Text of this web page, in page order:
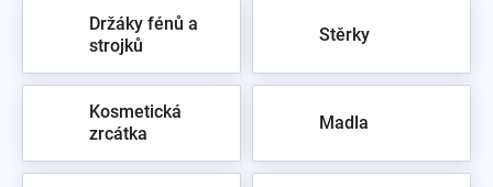
Držáky fénů a
strojků
Stěrky
Kosmetická
zrcátka
Madla